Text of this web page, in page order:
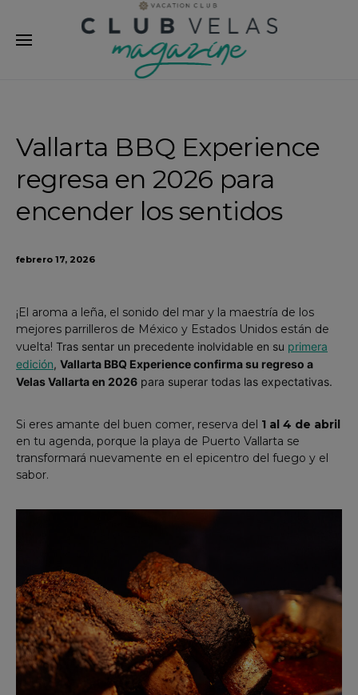
Vallarta BBQ Experience
regresa en 2026 para
encender los sentidos
febrero 17, 2026
¡El aroma a leña, el sonido del mar y la maestría de los
mejores parrilleros de México y Estados Unidos están de
vuelta! Tras sentar un precedente inolvidable en su primera
edición, Vallarta BBQ Experience confirma su regreso a
Velas Vallarta en 2026 para superar todas las expectativas.
Si eres amante del buen comer, reserva del 1 al 4 de abril
en tu agenda, porque la playa de Puerto Vallarta se
transformará nuevamente en el epicentro del fuego y el
sabor.
modal-check